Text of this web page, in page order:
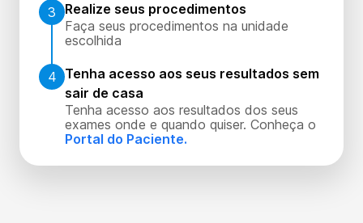
3
Realize seus procedimentos
Faça seus procedimentos na unidade
escolhida
4 Tenha acesso aos seus resultados sem
sair de casa
Tenha acesso aos resultados dos seus
exames onde e quando quiser. Conheça o
Portal do Paciente.